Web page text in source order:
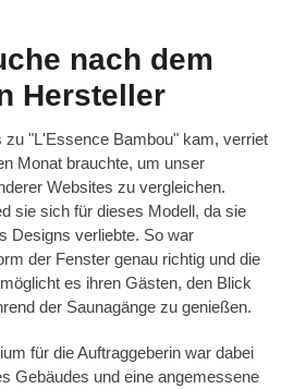
nach dem
Hersteller
zu "L'Essence Bambou" kam, verriet
Monat brauchte, um unser
Websites zu vergleichen.
sie sich für dieses Modell, da sie
Designs verliebte. So war
der Fenster genau richtig und die
es ihren Gästen, den Blick
der Saunagänge zu genießen.
für die Auftraggeberin war dabei
Gebäudes und eine angemessene